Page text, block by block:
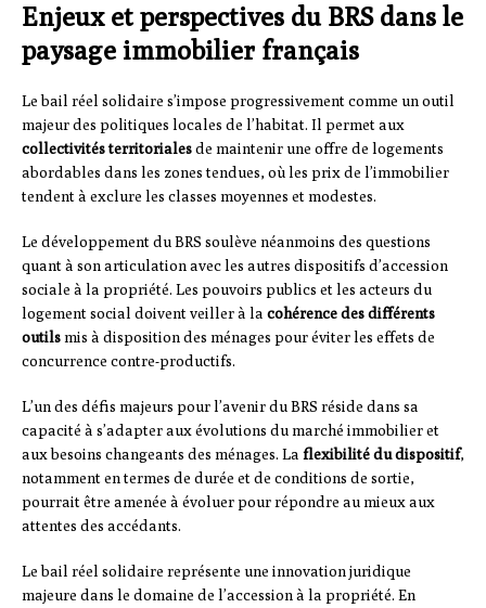
Enjeux et perspectives du BRS dans le
paysage immobilier français
Le bail réel solidaire s’impose progressivement comme un outil
majeur des politiques locales de l’habitat. Il permet aux
collectivités territorialesde maintenir une offre de logements
abordables dans les zones tendues, où les prix de l’immobilier
tendent à exclure les classes moyennes et modestes.
Le développement du BRS soulève néanmoins des questions
quant à son articulation avec les autres dispositifs d’accession
sociale à la propriété. Les pouvoirs publics et les acteurs du
logement social doivent veiller à la cohérence des différents
outilsmis à disposition des ménages pour éviter les effets de
concurrence contre-productifs.
L’un des défis majeurs pour l’avenir du BRS réside dans sa
capacité à s’adapter aux évolutions du marché immobilier et
aux besoins changeants des ménages. La flexibilité du dispositif,
notamment en termes de durée et de conditions de sortie,
pourrait être amenée à évoluer pour répondre au mieux aux
attentes des accédants.
Le bail réel solidaire représente une innovation juridique
majeure dans le domaine de l’accession à la propriété. En